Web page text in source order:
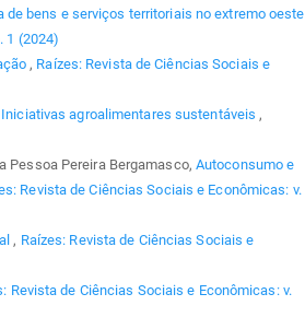
bens e serviços territoriais no extremo oeste
1 (2024)
, Raízes: Revista de Ciências Sociais e
Iniciativas agroalimentares sustentáveis,
Pessoa Pereira Bergamasco, Autoconsumo e
Revista de Ciências Sociais e Econômicas: v.
, Raízes: Revista de Ciências Sociais e
Revista de Ciências Sociais e Econômicas: v.